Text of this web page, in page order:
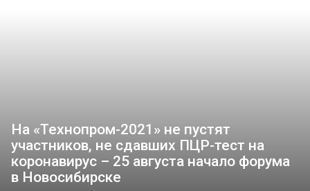
На «Технопром-2021» не пустят
участников, не сдавших ПЦР-тест на
коронавирус – 25 августа начало форума
в Новосибирске